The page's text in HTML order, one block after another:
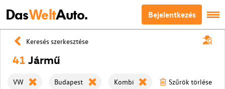
DasWeltAuto. Bejelentkezés
Keresés szerkesztése
41 Jármű
VW Budapest Kombi Szűrök törlése